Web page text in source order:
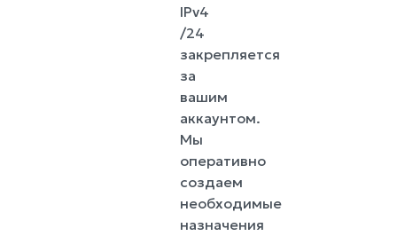
IPv4
/24
закрепляется
за
вашим
аккаунтом.
Мы
оперативно
создаем
необходимые
назначения